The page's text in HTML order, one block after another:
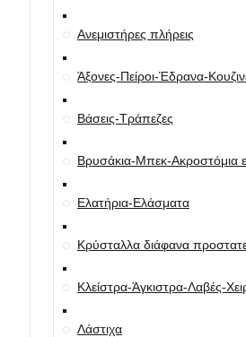
Ανεμιστήρες πλήρεις
Άξονες-Πείροι-Έδρανα-
Βάσεις-Τράπεζες
Βρυσάκια-Μπεκ-Ακροστόμια
Ελατήρια-Ελάσματα
Κρύσταλλα διάφανα
Κλείστρα-Άγκιστρα-Λαβές-
Λάστιχα